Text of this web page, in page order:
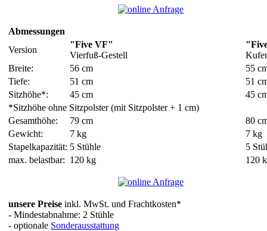
Abmessungen
Version
"Five VF"
Vierfuß-Gestell
Breite:
56 cm
55
Tiefe:
51 cm
51
Sitzhöhe*:
45 cm
45
*Sitzhöhe ohne Sitzpolster (mit Sitzpolster + 1 cm)
Gesamthöhe:
79 cm
80
Gewicht:
7 kg
7 kg
Stapelkapazität: 5 Stühle
5
max. belastbar: 120 kg 120
unsere Preise inkl. MwSt. und Frachtkosten*
- Mindestabnahme: 2 Stühle
- optionale Sonderausstattung